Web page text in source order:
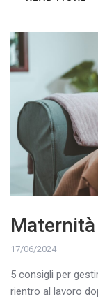
17/06/2024
5 consigli per
rientro al lavoro